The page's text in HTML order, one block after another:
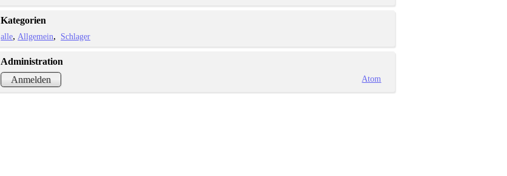
Kategorien
alle Allgemein Schlager
Administration
Anmelden
Atom